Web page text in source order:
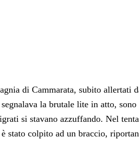
di Cammarata, subito allertati
la brutale lite in atto,
si stavano azzuffando. Nel
stato colpito ad un braccio,